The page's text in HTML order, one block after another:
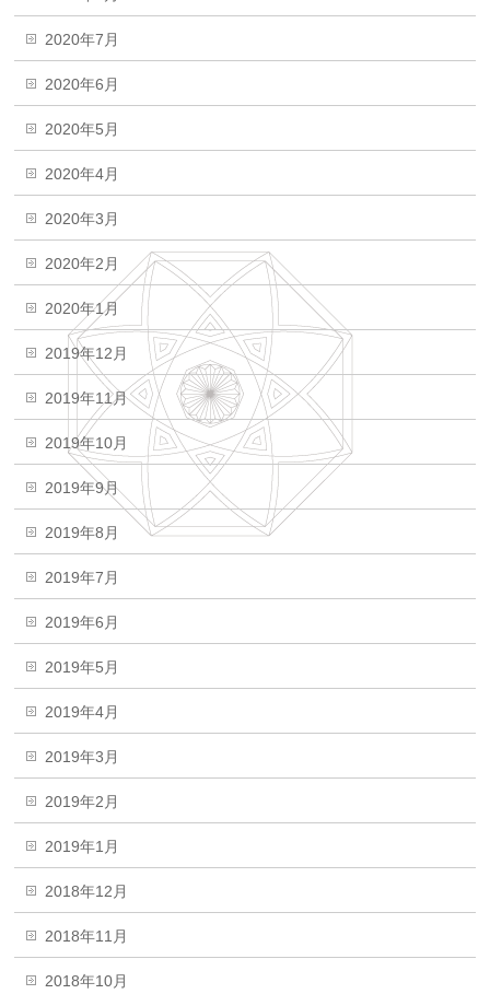
2020年7月
2020年6月
2020年5月
2020年4月
2020年3月
2020年2月
2020年1月
2019年12月
2019年11月
2019年10月
2019年9月
2019年8月
2019年7月
2019年6月
2019年5月
2019年4月
2019年3月
2019年2月
2019年1月
2018年12月
2018年11月
2018年10月